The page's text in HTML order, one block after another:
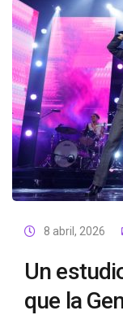
8 abril, 2026
Un
que la